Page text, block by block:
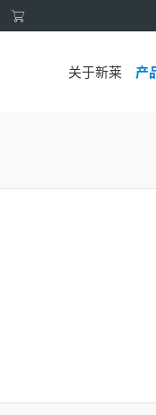
关于新莱 产